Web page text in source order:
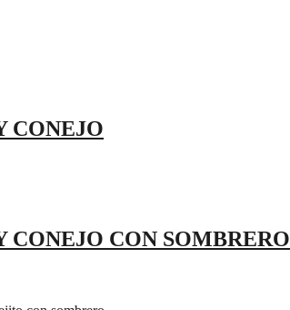
CONEJO
CON SOMBRERO